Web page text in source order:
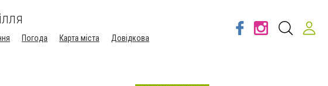
Погода Карта міста Довідкова